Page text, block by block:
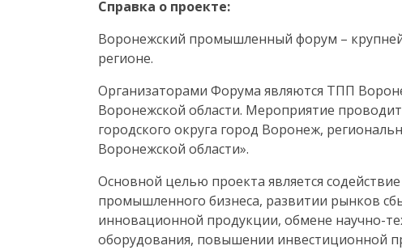
Справка о проекте:
Воронежский промышленный форум –
регионе.
Организаторами Форума являются ТПП
Воронежской области. Мероприятие
городского округа город Воронеж,
Воронежской области».
Основной целью проекта является
промышленного бизнеса, развитии рынков
инновационной продукции, обмене научно-
оборудования, повышении инвестиционной